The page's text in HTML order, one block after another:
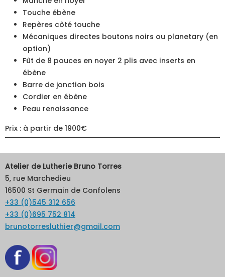
Touche ébène
Repères côté touche
Mécaniques directes boutons noirs ou planetary (en
option)
Fût de 8 pouces en noyer 2 plis avec inserts en
ébène
Barre de jonction bois
Cordier en ébène
Peau renaissance
Prix : à partir de 1900€
Atelier de Lutherie Bruno Torres
5, rue Marchedieu
16500 St Germain de Confolens
+33 (0)545 312 656
+33 (0)695 752 814
brunotorresluthier@gmail.com